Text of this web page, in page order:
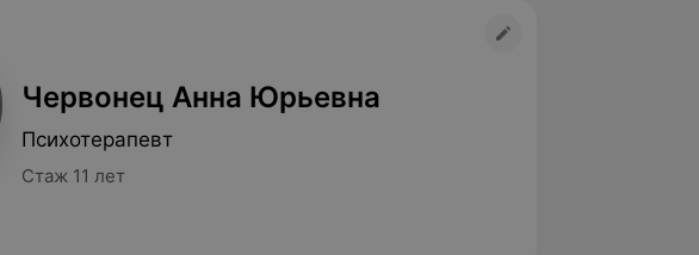
Червонец Анна Юрьевна
Психотерапевт
Стаж 11 лет